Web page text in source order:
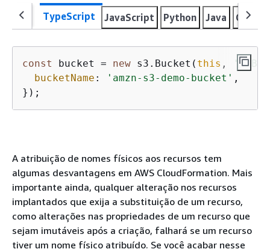
TypeScript JavaScript Python Java C#
const bucket = new s3.Bucket( this ,
bucketName : 'amzn-s3-demo-bucket' ,
});
A atribuição de nomes físicos aos recursos tem
algumas desvantagens em AWS CloudFormation. Mais
importante ainda, qualquer alteração nos recursos
implantados que exija a substituição de um recurso,
como alterações nas propriedades de um recurso que
sejam imutáveis após a criação, falhará se um recurso
tiver um nome físico atribuído. Se você acabar nesse